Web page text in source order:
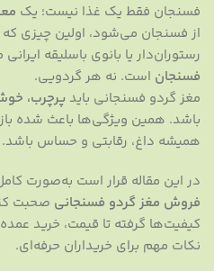
فسنجان فقط یک غذا نیست؛ یک
از فسنجان می‌شود، اولین چیزی
رستوران‌دار یا بانوی باسلیقه
فسنجان است. نه هر گردویی.
مغز گردو فسنجانی باید پرچرب،
باشد. همین ویژگی‌ها باعث شده
همیشه داغ، رقابتی و حساس باشد.
در این مقاله قرار است به‌صورت
فروش مغز گردو فسنجانی صحبت
کیفیت‌ها گرفته تا قیمت، خرید
نکات مهم برای خریداران حرفه‌ای.